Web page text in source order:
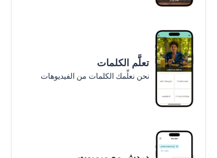
تعلَّم الكلمات
نحن نعلِّمك الكلمات من الفيديوهات